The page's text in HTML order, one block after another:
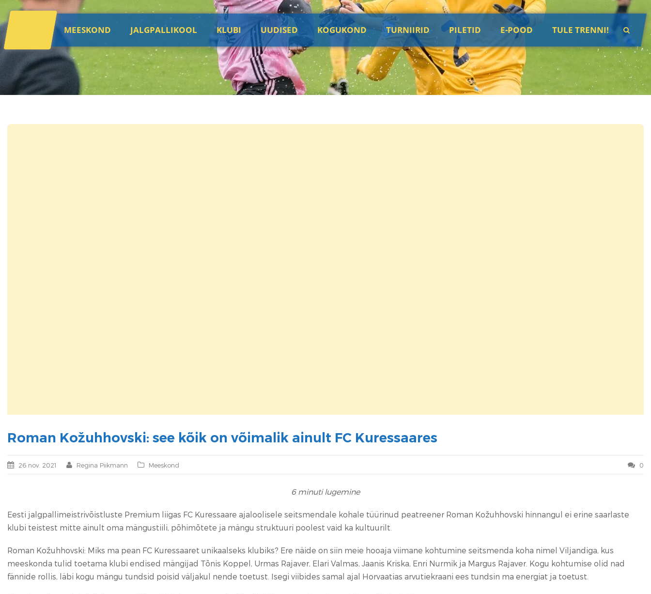
MEESKOND JALGPALLIKOOL KLUBI UUDISED KOGUKOND TURNIIRID PILETID E-POOD TULE TRENNI!
Roman Kožuhhovski: see kõik on võimalik ainult FC Kuressaares
26 nov. 2021 Regina Piikmann Meeskond 0
6 minuti lugemine
Eesti jalgpallimeistrivõistluste Premium liigas FC Kuressaare ajaloolisele seitsmendale kohale tüürinud peatreener Roman Kožuhhovski hinnangul ei erine saarlaste
klubi teistest mitte ainult oma mängustiili, põhimõtete ja mängu struktuuri poolest vaid ka kultuurilt.
Roman Kožuhhovski: Miks ma pean FC Kuressaaret unikaalseks klubiks? Ere näide on siin meie hooaja viimane kohtumine seitsmenda koha nimel Viljandiga, kus
meeskonda tulid toetama klubi endised mängijad Tõnis Koppel, Urmas Rajaver, Elari Valmas, Jaanis Kriska, Enri Nurmik ja Margus Rajaver. Kogu kohtumise olid nad
fännide rollis, läbi kogu mängu tundsid poisid väljakul nende toetust. Isegi viibides samal ajal Horvaatias arvutiekraani ees tundsin ma energiat ja toetust.